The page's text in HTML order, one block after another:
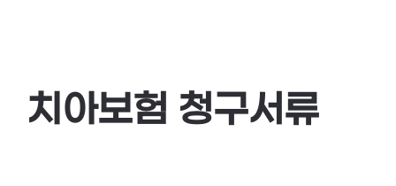
치아보험 청구서류